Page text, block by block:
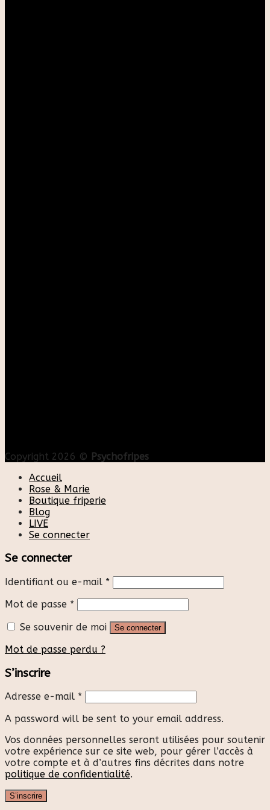
Copyright 2026 © Psychofripes
Accueil
Rose & Marie
Boutique friperie
Blog
LIVE
Se connecter
Se connecter
Identifiant ou e-mail *
Mot de passe *
Se souvenir de moi
Se connecter
Mot de passe perdu ?
S’inscrire
Adresse e-mail *
A password will be sent to your email address.
Vos données personnelles seront utilisées pour soutenir
votre expérience sur ce site web, pour gérer l’accès à
votre compte et à d’autres fins décrites dans notre
politique de confidentialité.
S’inscrire